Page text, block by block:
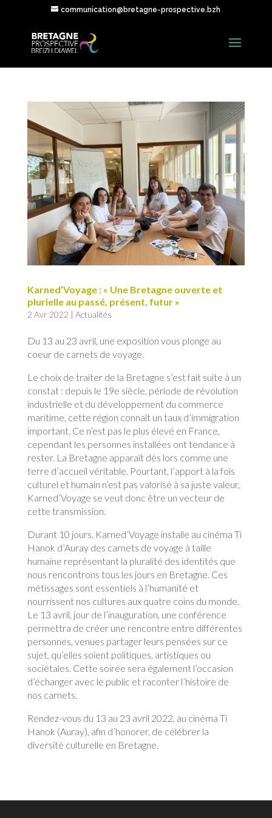
communication@bretagne-prospective.bzh
Karned’Voyage : « Une Bretagne ouverte et
plurielle au passé, présent, futur »
2 Avr 2022 | Actualités
Du 13 au 23 avril, une exposition vous plonge au
coeur de carnets de voyage.
Le choix de traiter de la Bretagne s’est fait suite à un
constat : depuis le 19e siècle, période de révolution
industrielle et du développement du commerce
maritime, cette région connaît un taux d’immigration
important. Ce n’est pas le plus élevé en France,
cependant les personnes installées ont tendance à
rester. La Bretagne apparaît dès lors comme une
terre d’accueil véritable. Pourtant, l’apport à la fois
culturel et humain n’est pas valorisé à sa juste valeur,
Karned’Voyage se veut donc être un vecteur de
cette transmission.
Durant 10 jours, Karned’Voyage installe au cinéma Ti
Hanok d’Auray des carnets de voyage à taille
humaine représentant la pluralité des identités que
nous rencontrons tous les jours en Bretagne. Ces
métissages sont essentiels à l’humanité et
nourrissent nos cultures aux quatre coins du monde.
Le 13 avril, jour de l’inauguration, une conférence
permettra de créer une rencontre entre différentes
personnes, venues partager leurs pensées sur ce
sujet, qu’elles soient politiques, artistiques ou
sociétales. Cette soirée sera également l’occasion
d’échanger avec le public et raconter l’histoire de
nos carnets.
Rendez-vous du 13 au 23 avril 2022, au cinéma Ti
Hanok (Auray), afin d’honorer, de célébrer la
diversité culturelle en Bretagne.